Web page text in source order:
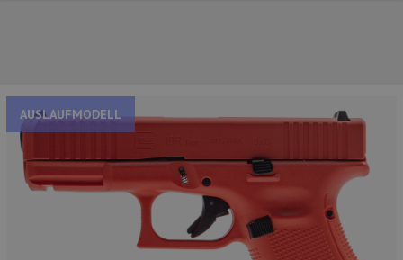
AUSLAUFMODELL
NOS PRINCIPALES MARQUES